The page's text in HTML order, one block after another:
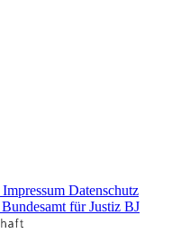
Impressum Datenschutz